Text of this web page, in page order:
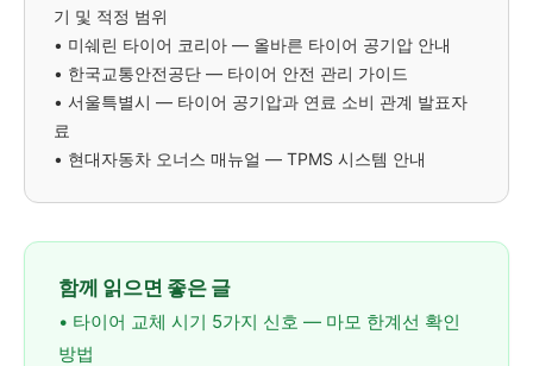
기 및 적정 범위
• 미쉐린 타이어 코리아 — 올바른 타이어 공기압 안내
• 한국교통안전공단 — 타이어 안전 관리 가이드
• 서울특별시 — 타이어 공기압과 연료 소비 관계 발표자
료
• 현대자동차 오너스 매뉴얼 — TPMS 시스템 안내
함께 읽으면 좋은 글
• 타이어 교체 시기 5가지 신호 — 마모 한계선 확인
방법